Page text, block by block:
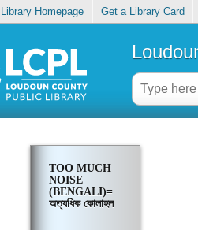
Library Homepage Get a Library Card
TOO MUCH
NOISE
(BENGALI)=
অত্যধিক কোলাহল